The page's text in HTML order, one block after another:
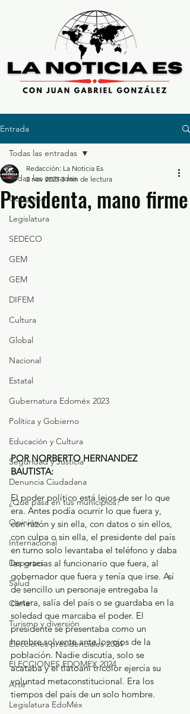
Entrada
Todas las entradas
Congreso
Legislatura
SEDECO
GEM
GEM
DIFEM
Cultura
Global
Nacional
Estatal
Gubernatura Edoméx 2023
Política y Gobierno
Educación y Cultura
Seguridad y Justicia
Denuncia Ciudadana
¿Qué pasa en tus municipios?
Opinión
Internacional
Deportes
Salud
Clima
Turismo y diversión
Elecciones presidenciales 2024
ELECCIONES EDOMEX 2024
Arte
Legislatura EdoMéx
Todas las entradas
Presidenta, mano firme
Redacción: La Noticia Es
2 nov 2025 3 min de lectura
POR NORBERTO HERNANDEZ
BAUTISTA:
El poder político está lejos de ser lo que
era. Antes podía ocurrir lo que fuera y,
con razón y sin ella, con datos o sin ellos,
con culpa o sin ella, el presidente del país
en turno solo levantaba el teléfono y daba
las gracias al funcionario que fuera, al
gobernador que fuera y tenía que irse. Así
de sencillo un personaje entregaba la
cartera, salía del país o se guardaba en la
soledad que marcaba el poder. El
presidente se presentaba como un
hombre solvente ante los ojos de la
población. Nadie discutía, solo se
acataba y el tlatoani tricolor ejercía su
voluntad metaconstitucional. Era los
tiempos del país de un solo hombre.